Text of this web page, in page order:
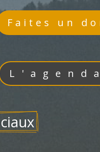
Faites un
L'agenda